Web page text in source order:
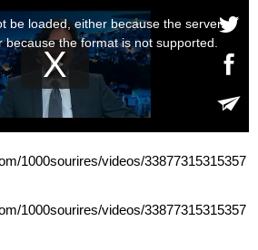
1000sourires/videos/33877315315357
1000sourires/videos/33877315315357